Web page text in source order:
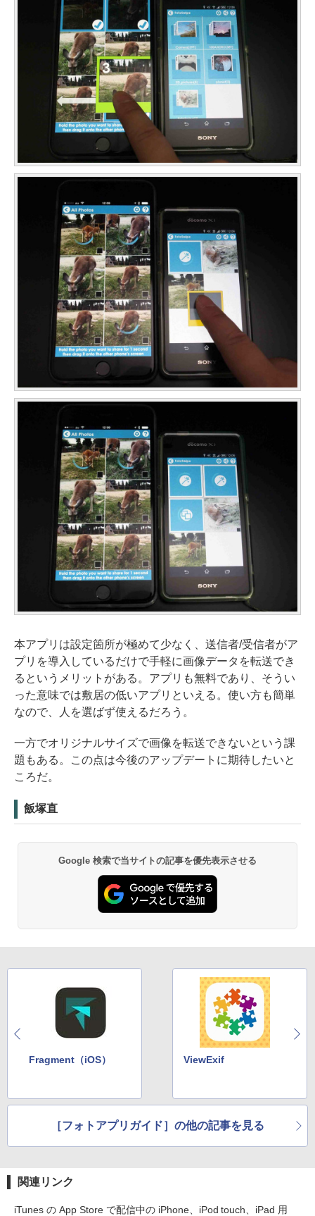
本アプリは設定箇所が極めて少なく、送信者/受信者がア
プリを導入しているだけで手軽に画像データを転送でき
るというメリットがある。アプリも無料であり、そうい
った意味では敷居の低いアプリといえる。使い方も簡単
なので、人を選ばず使えるだろう。
一方でオリジナルサイズで画像を転送できないという課
題もある。この点は今後のアップデートに期待したいと
ころだ。
飯塚直
Google 検索で当サイトの記事を優先表示させる
Fragment（iOS） ViewExif
［フォトアプリガイド］の他の記事を見る
関連リンク
iTunes の App Store で配信中の iPhone、iPod touch、iPad 用